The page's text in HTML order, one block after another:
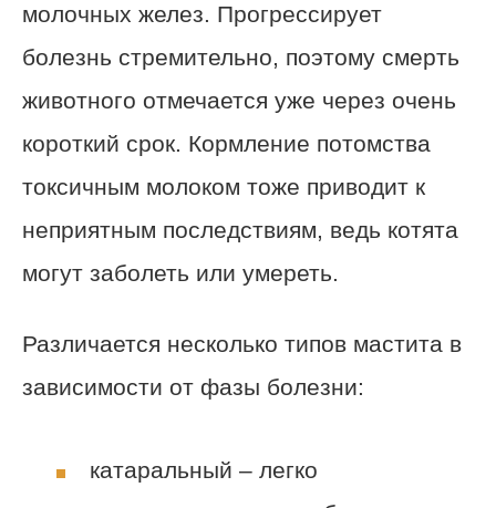
молочных желез. Прогрессирует
болезнь стремительно, поэтому смерть
животного отмечается уже через очень
короткий срок. Кормление потомства
токсичным молоком тоже приводит к
неприятным последствиям, ведь котята
могут заболеть или умереть.
Различается несколько типов мастита в
зависимости от фазы болезни:
катаральный – легко